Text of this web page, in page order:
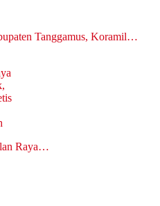
Tanggamus, Koramil…
Raya…